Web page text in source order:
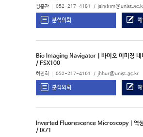
정홍찬 052-217-4181
분석의뢰 예
Bio Imaging Navigator | 바이오 이미징 네
/ FSX100
허진회 052-217-4161 jhhur@unist.ac.kr
분석의뢰 예
Inverted Fluorescence Microscopy | 역상
/ IX71